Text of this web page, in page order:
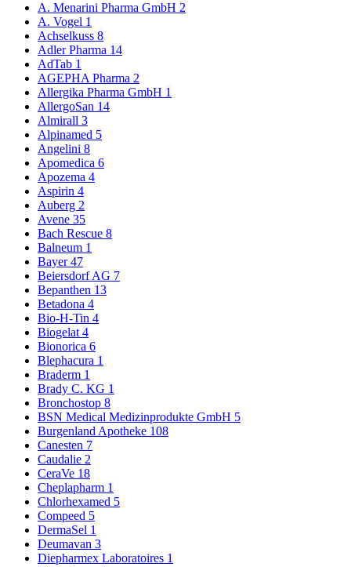
A. Menarini Pharma GmbH 2
A. Vogel 1
Achselkuss 8
Adler Pharma 14
AdTab 1
AGEPHA Pharma 2
Allergika Pharma GmbH 1
AllergoSan 14
Almirall 3
Alpinamed 5
Angelini 8
Apomedica 6
Apozema 4
Aspirin 4
Auberg 2
Avene 35
Bach Rescue 8
Balneum 1
Bayer47
Beiersdorf AG 7
Bepanthen 13
Betadona 4
Bio-H-Tin 4
Biogelat 4
Bionorica 6
Blephacura 1
Braderm 1
Brady C. KG 1
Bronchostop 8
BSN Medical Medizinprodukte GmbH 5
Burgenland Apotheke 108
Canesten 7
Caudalie 2
CeraVe 18
Cheplapharm 1
Chlorhexamed 5
Compeed 5
DermaSel 1
Deumavan 3
Diepharmex Laboratoires 1